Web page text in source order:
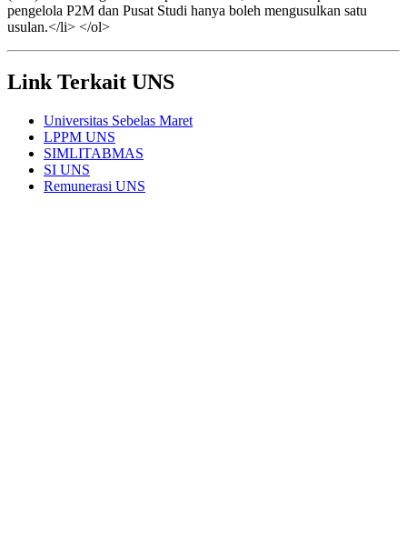
pengelola P2M dan Pusat Studi hanya boleh mengusulkan satu
usulan.</li> </ol>
Link Terkait UNS
Universitas Sebelas Maret
LPPM UNS
SIMLITABMAS
SI UNS
Remunerasi UNS